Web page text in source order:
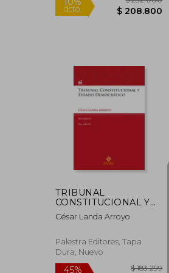
10%
TRIBUNAL
CONSTITUCIONAL Y
ESTADO
DEMOCRÁTICO. VOL.
César Landa Arroyo
Palestra Editores, Tapa
Dura, Nuevo